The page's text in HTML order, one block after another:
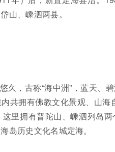
山、嵊泗两县。
久，古称“海中洲”，蓝天、
共拥有佛教文化景观、山
里拥有普陀山、嵊泗列岛
岛历史文化名城定海。